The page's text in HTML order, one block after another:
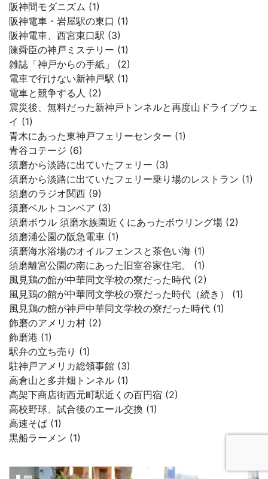
阪神間モダニズム (1)
阪神電車・岩屋駅の東口 (1)
阪神電車、西宮東口駅 (3)
陳舜臣の神戸ミステリー (1)
雑誌「神戸からの手紙」 (2)
電車で行けない新神戸駅 (1)
電車と競争する人 (2)
震災後、無料だった新神戸トンネルと再度山ドライブウェ
イ (1)
青木にあった東神戸フェリーセンター (1)
青谷コテージ (6)
須磨から淡路に出ていたフェリー (3)
須磨から淡路に出ていたフェリー乗り場のレストラン (1)
須磨のラジオ関西 (9)
須磨ベルトコンベア (3)
須磨ボウル 須磨水族園近くにあったボウリング場 (2)
須磨浦公園の阪急電車 (1)
須磨海水浴場のオイルフェンスと茶色い海 (1)
須磨離宮公園の南にあった旧室谷家住宅。 (1)
風見鶏の館が中華同文学校の寮だった時代 (2)
風見鶏の館が中華同文学校の寮だった時代（続き） (1)
風見鶏の館が神戸中華同文学校の寮だった時代 (1)
飾磨のアメリカ村 (2)
飾磨港 (1)
駅弁の立ち売り (1)
駐神戸アメリカ総領事館 (3)
高倉山と多井畑トンネル (1)
高架下商店街西元町駅近くの百円宿 (2)
高校野球、試合後のエール交換 (1)
高速そば (1)
黒船ラーメン (1)